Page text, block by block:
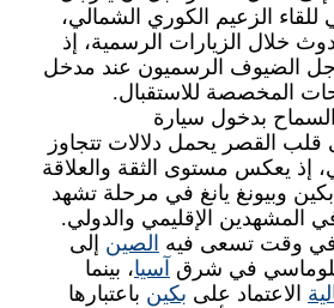
للقاء الزعيم الكوري الشمالي،
خلال الزيارات الرسمية، إذ
الضيوف الرسميون عند مدخل
المخصصة للاستقبال.
بدخول سيارة
قلب القصر يحمل دلالات تتجاوز
إذ يعكس مستوى الثقة والعلاقة
وبيونغ يانغ في مرحلة تشهد
المشهدين الإقليمي والدولي.
في وقت تسعى فيه الصين إلى
في شرق آسيا، بينما
الاعتماد على بكين باعتبارها